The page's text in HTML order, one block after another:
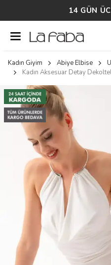
14 GÜN
Kadın Giyim Abiye Elbise
Kadın Aksesuar Detay